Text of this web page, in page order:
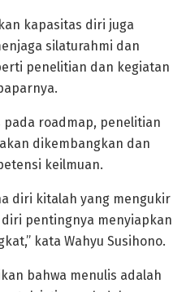
kapasitas diri juga
silaturahmi dan
penelitian dan kegiatan
roadmap, penelitian
dikembangkan dan
keilmuan.
diri kitalah yang mengukir
pentingnya menyiapkan
kata Wahyu Susihono.
bahwa menulis adalah